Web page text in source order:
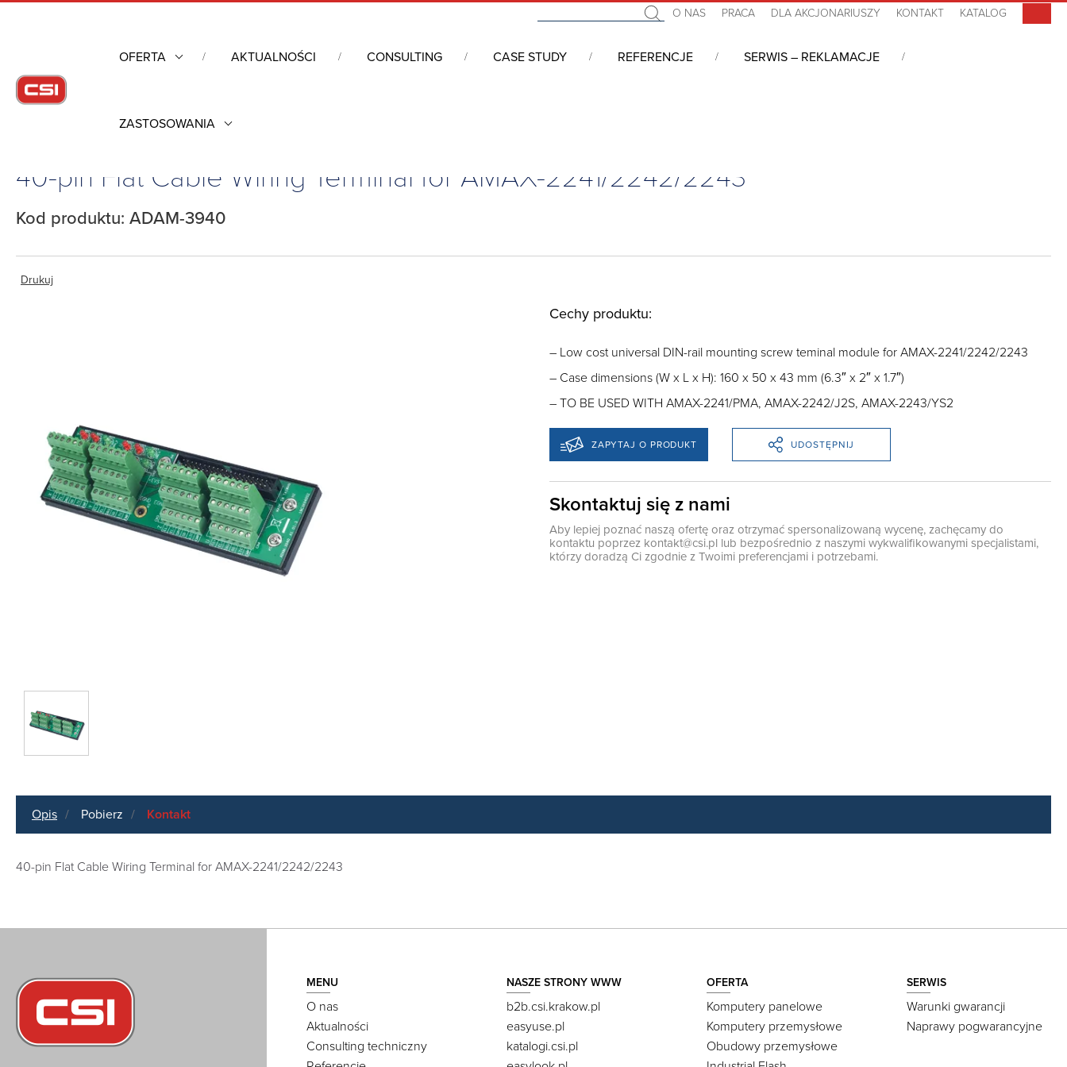
O NAS PRACA DLA AKCJONARIUSZY KONTAKT KATALOG
OFERTA AKTUALNOŚCI CONSULTING CASE STUDY REFERENCJE SERWIS – REKLAMACJE
ZASTOSOWANIA
40-pin Flat Cable Wiring Terminal for AMAX-2241/2242/2243
Kod produktu: ADAM-3940
Drukuj
Cechy produktu:
– Low cost universal DIN-rail mounting screw teminal module for AMAX-2241/2242/2243
– Case dimensions (W x L x H): 160 x 50 x 43 mm (6.3″ x 2″ x 1.7″)
– TO BE USED WITH AMAX-2241/PMA, AMAX-2242/J2S, AMAX-2243/YS2
ZAPYTAJ O PRODUKT UDOSTĘPNIJ
Skontaktuj się z nami
Aby lepiej poznać naszą ofertę oraz otrzymać spersonalizowaną wycenę, zachęcamy do
kontaktu poprzez kontakt@csi.pl lub bezpośrednio z naszymi wykwalifikowanymi specjalistami,
którzy doradzą Ci zgodnie z Twoimi preferencjami i potrzebami.
Opis Pobierz Kontakt
40-pin Flat Cable Wiring Terminal for AMAX-2241/2242/2243
MENU
O nas
Aktualności
Consulting techniczny
NASZE STRONY WWW
b2b.csi.krakow.pl
easyuse.pl
katalogi.csi.pl
OFERTA
Komputery panelowe
Komputery przemysłowe
Obudowy przemysłowe
SERWIS
Warunki gwarancji
Naprawy pogwarancyjne